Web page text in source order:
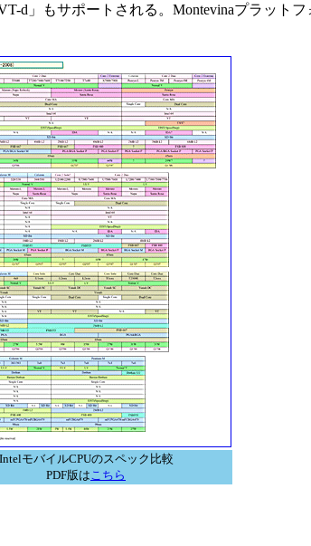
d」もサポートされる。Montevinaプラット
IntelモバイルCPUのスペック比較
PDF版はこちら